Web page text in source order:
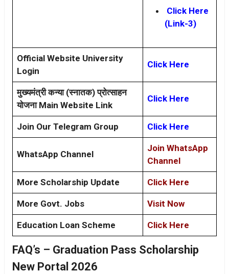
Click Here
(Link-3)
Official Website University
Login
Click Here
मुख्यमंत्री कन्या (स्नातक) प्रोत्साहन
योजना Main Website Link
Click Here
Join Our Telegram Group Click Here
WhatsApp Channel
Join WhatsApp
Channel
More Scholarship Update Click Here
More Govt. Jobs Visit Now
Education Loan Scheme Click Here
FAQ’s – Graduation Pass Scholarship
New Portal 2026